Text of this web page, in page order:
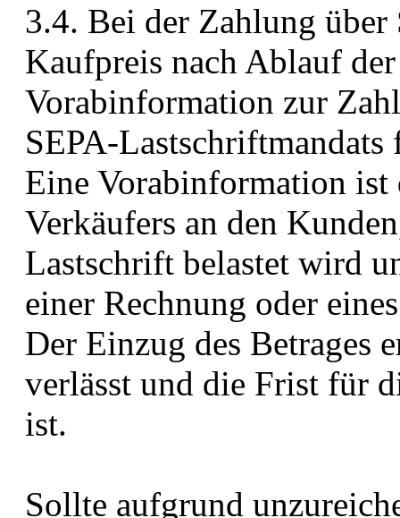
3.4. Bei der Zahlung
Kaufpreis nach Ablauf
Vorabinformation zur
SEPA-
Eine Vorabinformation
Verkäufers an den
Lastschrift belastet wird
einer Rechnung oder
Der Einzug des Betrages
verlässt und die Frist für
ist.
Sollte aufgrund